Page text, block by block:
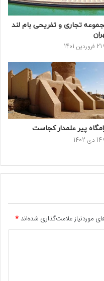
تجاری و تفریحی بام لند
21 فروردین 1401
پیر علمدار کجاست
14 دی 1402
موردنیاز علامت‌گذاری شده‌اند*